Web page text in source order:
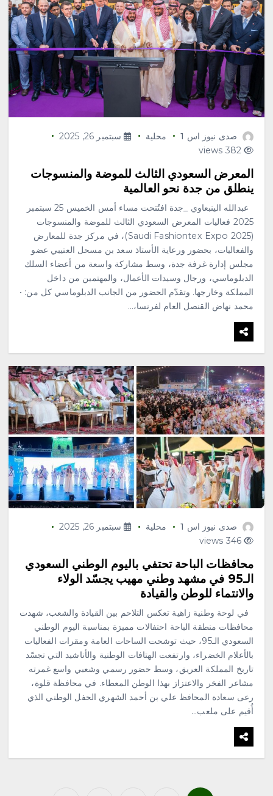
صدى نيوز اس 1 محلية
سبتمبر 26, 2025
382 views
المعرض السعودي الثالث للموضة والمنسوجات
ينطلق من جدة نحو العالمية
عبدالله الينبعاوي _جدة افتُتحت مساء أمس الخميس 25 سبتمبر
2025 فعاليات المعرض السعودي الثالث للموضة والمنسوجات
(Saudi Fashiontex Expo 2025)، في مركز جدة للمعارض
والفعاليات، بحضور ورعاية الأستاذ سعد بن مسحل العتيبي عضو
مجلس إدارة غرفة جدة، وسط مشاركة واسعة من أعضاء السلك
الدبلوماسي، ورجال وسيدات الأعمال، والمهتمين من داخل
المملكة وخارجها. وتقدّم الحضور من الجانب الدبلوماسي كل من: •
محمد نهاض القنصل العام لفرنسا،…
صدى نيوز اس 1 محلية
سبتمبر 26, 2025
346 views
محافظات الباحة تحتفي باليوم الوطني السعودي
الـ95 في مشهد وطني مهيب يجسّد الولاء
والانتماء للوطن والقيادة
في لوحة وطنية زاهية تعكس التلاحم بين القيادة والشعب، شهدت
محافظات منطقة الباحة احتفالات مميزة بمناسبة اليوم الوطني
السعودي الـ95، حيث توشحت الساحات العامة ومقرات الفعاليات
بالأعلام الخضراء، وارتفعت الهتافات الوطنية والأناشيد التي تجسّد
تاريخ المملكة العريق، وسط حضور رسمي وشعبي واسع غمرته
مشاعر الفخر والاعتزاز بهذا الوطن المعطاء. في محافظة قلوة،
رعى سعادة المحافظ علي بن أحمد الشهري الحفل الوطني الذي
أُقيم على ملعب…
محلية
«صيف العنود»… أمسية جعلت من
الجمهور بطلًا ومن الخيال لغةً
أغسطس 7, 2026
4
محلية
جازان ترسم مستقبلها.. انطلاق
منظومة استراتيجية جديدة
للاستثمار والتخطيط
أغسطس 7, 2026
5
محلية
الحنين إلى القرى القديمة.. حين
تشتاق الذاكرة إلى المكان
أغسطس 7, 2026
الاستدامة والإبتكار بحصولها على